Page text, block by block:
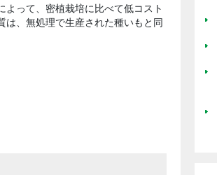
って、密植栽培に比べて低コスト
は、無処理で生産された種いもと同